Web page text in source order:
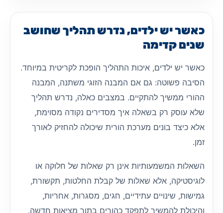
כאשר יש ילדים, נדרש תהליך שחושב
שנים קדימה
כאשר יש ילדים, איכות התהליך הופכת לקריטית במיוחד.
הסיבה פשוטה: גם אם המבנה הזוגי משתנה, המבנה
ההורי ממשיך להתקיים. במצבים כאלה, נדרש תהליך
שלא עוסק רק בשאלה איך מסדירים נקודה מסוימת,
אלא כיצד בונים מערכת הורית שיכולה להחזיק לאורך
זמן.
השאלות המשמעותיות אינן רק שאלות של חלוקה או
לוגיסטיקה, אלא שאלות של קבלת החלטות, תקשורת,
גמישות, שינויים עתידיים, חגים, מסגרות, אחריות,
והיכולת להמשיך לתפקד כהורים בתוך מציאות חדשה.